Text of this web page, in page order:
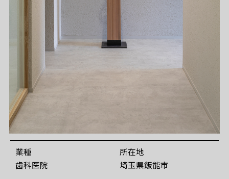
業種
歯科医院
所在地
埼玉県飯能市